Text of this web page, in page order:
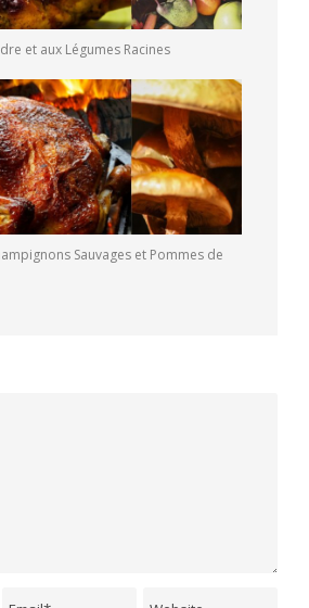
et aux Légumes Racines
Sauvages et Pommes de